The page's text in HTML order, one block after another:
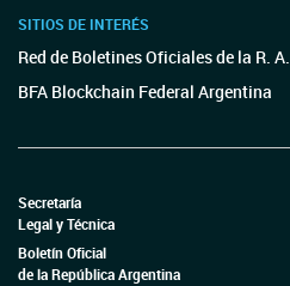
SITIOS DE INTERÉS
Red de Boletines Oficiales de la R. A.
BFA Blockchain Federal Argentina
Secretaría
Legal y Técnica
Boletín Oficial
de la República Argentina